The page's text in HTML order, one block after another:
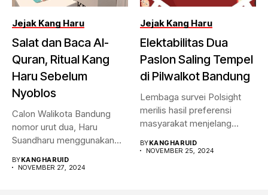
Jejak Kang Haru
Salat dan Baca Al-
Quran, Ritual Kang
Haru Sebelum
Nyoblos
Calon Walikota Bandung
nomor urut dua, Haru
Suandharu menggunakan
BYKANGHARUID
NOVEMBER 27, 2024
Jejak Kang Haru
Elektabilitas Dua
Paslon Saling Tempel
di Pilwalkot Bandung
Lembaga survei Polsight
merilis hasil preferensi
masyarakat menjelang
Hasilnya,...
BYKANGHARUID
NOVEMBER 25, 2024